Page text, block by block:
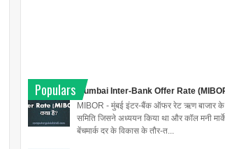
Populars
Mumbai Inter-Bank Offer Rate
MIBOR - मुंबई इंटर-बैंक ऑफर रेट ऋण बाजार के
समिति जिसने अध्ययन किया था और कॉल मनी
बेंचमार्क दर के विकास के तौर-त...